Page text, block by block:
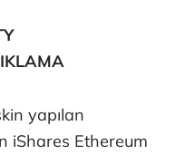
yapılan
iShares Ethereum